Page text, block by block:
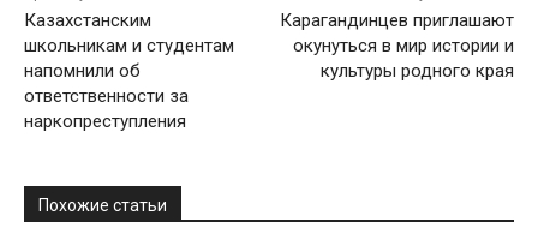
Казахстанским
школьникам и студентам
напомнили об
ответственности за
наркопреступления
Карагандинцев приглашают
окунуться в мир истории и
культуры родного края
Похожие статьи